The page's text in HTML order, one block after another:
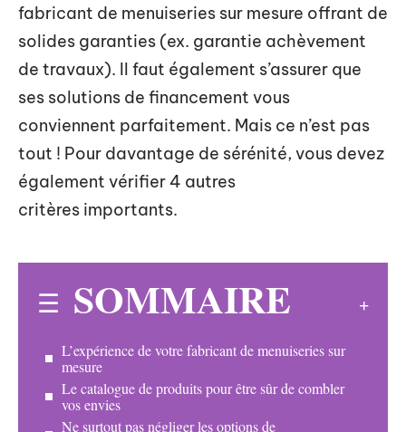
fabricant de menuiseries sur mesure offrant de
solides garanties (ex. garantie achèvement
de travaux). Il faut également s’assurer que
ses solutions de financement vous
conviennent parfaitement. Mais ce n’est pas
tout ! Pour davantage de sérénité, vous devez
également vérifier 4 autres
critères importants.
SOMMAIRE
L’expérience de votre fabricant de menuiseries sur
mesure
Le catalogue de produits pour être sûr de combler
vos envies
Ne surtout pas négliger les options de